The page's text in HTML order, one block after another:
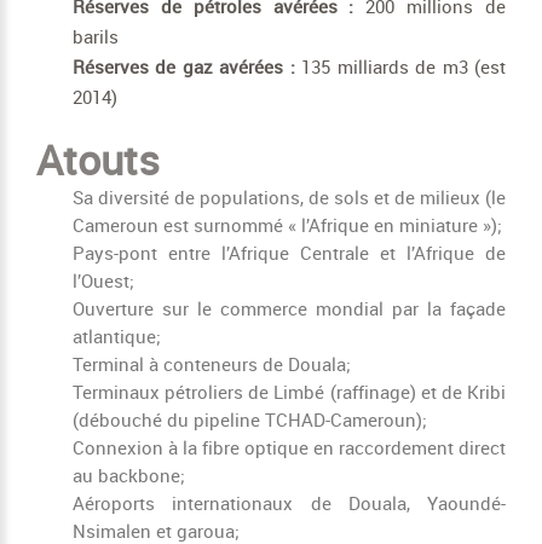
Réserves de pétroles avérées : 200 millions de
barils
Réserves de gaz avérées :135 milliards de m3 (est
2014)
Atouts
Sa diversité de populations, de sols et de milieux (le
Cameroun est surnommé « l’Afrique en miniature »);
Pays-pont entre l’Afrique Centrale et l’Afrique de
l’Ouest;
Ouverture sur le commerce mondial par la façade
atlantique;
Terminal à conteneurs de Douala;
Terminaux pétroliers de Limbé (raffinage) et de Kribi
(débouché du pipeline TCHAD-Cameroun);
Connexion à la fibre optique en raccordement direct
au backbone;
Aéroports internationaux de Douala, Yaoundé-
Nsimalen et garoua;